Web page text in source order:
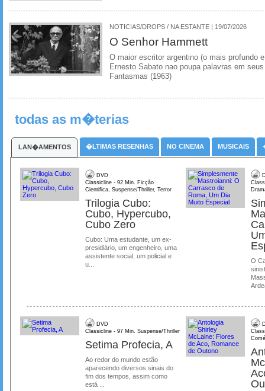
NOTICIAS/DROPS / NA ESTANTE | 19/07/2026
O Senhor Hammett
O maior escritor argentino (o mais profundo
Ernesto Sabato nao poupa palavras em
Fantasmas (1963)
todas as m�terias
LAN�AMENTOS �LTIMAS RESENHAS NO CINEMA MUSICAIS
DVD
Classicline - 92 Min. Ficção
Cientifica, Suspense/Thriller, Terror
Trilogia Cubo:
Cubo, Hypercubo,
Cubo Zero
Cubo: Uma estudante, um ex-
presidiário, um engenheiro, uma
assistente social, um policial e
u...
O
DVD
Classicline - 97 Min. Suspense/Thriller
Setima Profecia, A
Ao redor do mundo estão
aparecendo diversos sinais do
fim dos tempos, assim como
está ...